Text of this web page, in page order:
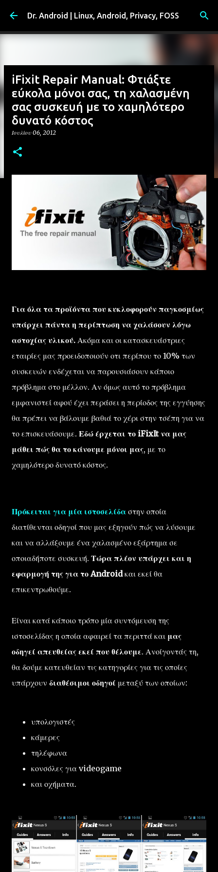
Μετάβαση στο κύριο περιεχόμενο
Dr. Android | Linux, Android, Privacy, FOSS
iFixit Repair Manual: Φτιάξτε
εύκολα μόνοι σας, τη χαλασμένη
σας συσκευή με το χαμηλότερο
δυνατό κόστος
Ιουλίου 06, 2012
Για όλα τα προϊόντα που κυκλοφορούν παγκοσμίως
υπάρχει πάντα η περίπτωση να χαλάσουν λόγω
αστοχίας υλικού. Ακόμα και οι κατασκευάστριες
εταιρίες μας προειδοποιούν οτι περίπου το 10% των
συσκευών ενδέχεται να παρουσιάσουν κάποιο
πρόβλημα στο μέλλον. Αν όμως αυτό το πρόβλημα
εμφανιστεί αφού έχει περάσει η περίοδος της εγγύησης
θα πρέπει να βάλουμε βαθιά το χέρι στην τσέπη για να
το επισκευάσουμε. Εδώ έρχεται το iFixIt να μας
μάθει πώς θα το κάνουμε μόνοι μας, με το
χαμηλότερο δυνατό κόστος.
Πρόκειται για μία ιστοσελίδα στην οποία
διατίθενται οδηγοί που μας εξηγούν πώς να λύσουμε
και να αλλάξουμε ένα χαλασμένο εξάρτημα σε
οποιαδήποτε συσκευή. Τώρα πλέον υπάρχει και η
εφαρμογή της για το Androidκαι εκεί θα
επικεντρωθούμε.
Είναι κατά κάποιο τρόπο μία συντόμευση της
ιστοσελίδας η οποία αφαιρεί τα περιττά και μας
οδηγεί απευθείας εκεί που θέλουμε. Ανοίγοντάς τη,
θα δούμε κατευθείαν τις κατηγορίες για τις οποίες
υπάρχουν διαθέσιμοι οδηγοί μεταξύ των οποίων:
υπολογιστές
κάμερες
τηλέφωνα
κονσόλες για videogame
και οχήματα.